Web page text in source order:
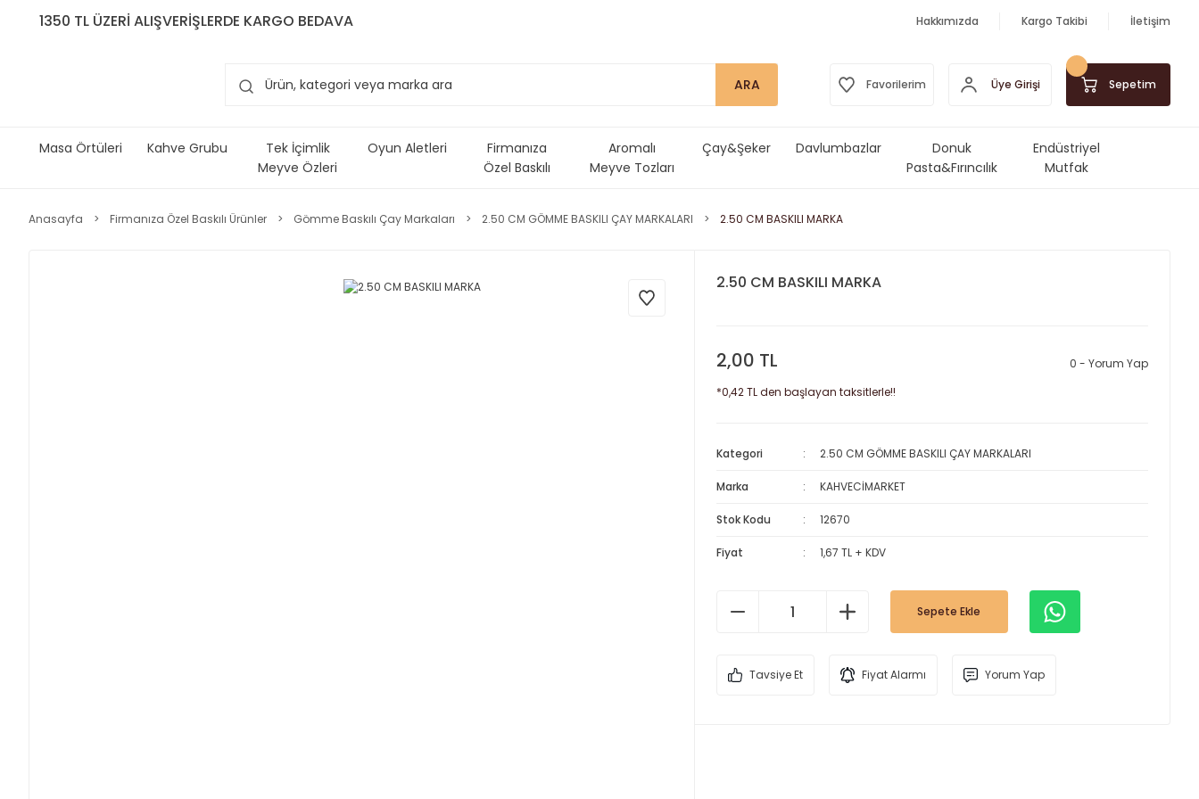
1350 TL ÜZERİ ALIŞVERİŞLERDE KARGO BEDAVA Hakkımızda Kargo Takibi İletişim
ARA Favorilerim Üye Girişi Sepetim
Masa Örtüleri Kahve Grubu
Tek İçimlik
Meyve Özleri
Oyun Aletleri
Firmanıza
Özel Baskılı
Aromalı
Meyve Tozları
Çay&Şeker Davlumbazlar
Donuk
Pasta&Fırıncılık
Endüstriyel
Mutfak
Anasayfa Firmanıza Özel Baskılı Ürünler Gömme Baskılı Çay Markaları 2.50 CM GÖMME BASKILI ÇAY MARKALARI 2.50 CM BASKILI MARKA
2.50 CM BASKILI MARKA
2,00 TL
0 - Yorum Yap
*0,42 TL den başlayan taksitlerle!!
Kategori 2.50 CM GÖMME BASKILI ÇAY MARKALARI
Marka KAHVECİMARKET
Stok Kodu 12670
Fiyat 1,67 TL + KDV
Sepete Ekle
Tavsiye Et Fiyat Alarmı Yorum Yap